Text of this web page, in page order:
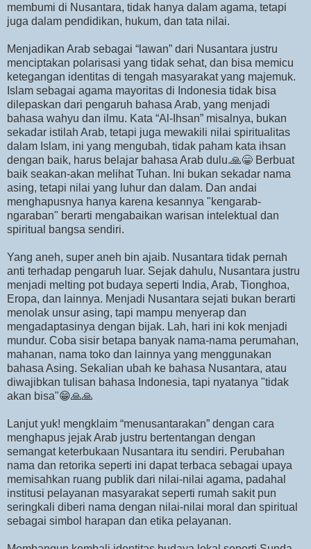
membumi di Nusantara, tidak hanya dalam agama, tetapi
juga dalam pendidikan, hukum, dan tata nilai.
Menjadikan Arab sebagai “lawan” dari Nusantara justru
menciptakan polarisasi yang tidak sehat, dan bisa memicu
ketegangan identitas di tengah masyarakat yang majemuk.
Islam sebagai agama mayoritas di Indonesia tidak bisa
dilepaskan dari pengaruh bahasa Arab, yang menjadi
bahasa wahyu dan ilmu. Kata “Al-Ihsan” misalnya, bukan
sekadar istilah Arab, tetapi juga mewakili nilai spiritualitas
dalam Islam, ini yang mengubah, tidak paham kata ihsan
dengan baik, harus belajar bahasa Arab dulu.🙏😁 Berbuat
baik seakan-akan melihat Tuhan. Ini bukan sekadar nama
asing, tetapi nilai yang luhur dan dalam. Dan andai
menghapusnya hanya karena kesannya "kengarab-
ngaraban" berarti mengabaikan warisan intelektual dan
spiritual bangsa sendiri.
Yang aneh, super aneh bin ajaib. Nusantara tidak pernah
anti terhadap pengaruh luar. Sejak dahulu, Nusantara justru
menjadi melting pot budaya seperti India, Arab, Tionghoa,
Eropa, dan lainnya. Menjadi Nusantara sejati bukan berarti
menolak unsur asing, tapi mampu menyerap dan
mengadaptasinya dengan bijak. Lah, hari ini kok menjadi
mundur. Coba sisir betapa banyak nama-nama perumahan,
mahanan, nama toko dan lainnya yang menggunakan
bahasa Asing. Sekalian ubah ke bahasa Nusantara, atau
diwajibkan tulisan bahasa Indonesia, tapi nyatanya "tidak
akan bisa"😁🙏🙏
Lanjut yuk! mengklaim “menusantarakan” dengan cara
menghapus jejak Arab justru bertentangan dengan
semangat keterbukaan Nusantara itu sendiri. Perubahan
nama dan retorika seperti ini dapat terbaca sebagai upaya
memisahkan ruang publik dari nilai-nilai agama, padahal
institusi pelayanan masyarakat seperti rumah sakit pun
seringkali diberi nama dengan nilai-nilai moral dan spiritual
sebagai simbol harapan dan etika pelayanan.